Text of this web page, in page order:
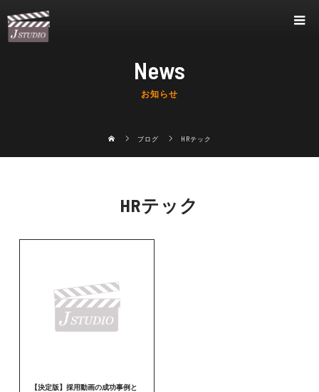
News
お知らせ
ブログ HRテック
HRテック
【決定版】採用動画の成功事例と